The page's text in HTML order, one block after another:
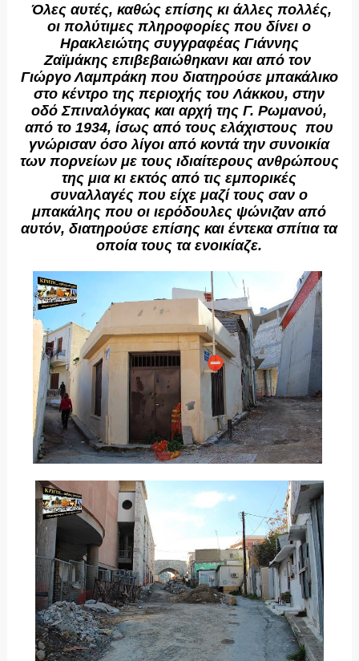
Όλες αυτές, καθώς επίσης κι άλλες πολλές,
οι πολύτιμες πληροφορίες που δίνει ο
Ηρακλειώτης συγγραφέας Γιάννης
Ζαϊμάκης επιβεβαιώθηκανι και από τον
Γιώργο Λαμπράκη που διατηρούσε μπακάλικο
στο κέντρο της περιοχής του Λάκκου, στην
οδό Σπιναλόγκας και αρχή της Γ. Ρωμανού,
από το 1934, ίσως από τους ελάχιστους που
γνώρισαν όσο λίγοι από κοντά την συνοικία
των πορνείων με τους ιδιαίτερους ανθρώπους
της μια κι εκτός από τις εμπορικές
συναλλαγές που είχε μαζί τους σαν ο
μπακάλης που οι ιερόδουλες ψώνιζαν από
αυτόν, διατηρούσε επίσης και έντεκα σπίτια τα
οποία τους τα ενοικίαζε.